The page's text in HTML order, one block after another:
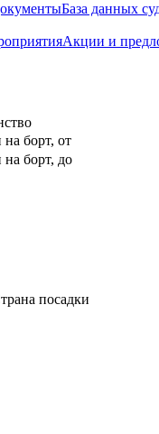
База данных
Акции и
на борт, от
на борт, до
посадки